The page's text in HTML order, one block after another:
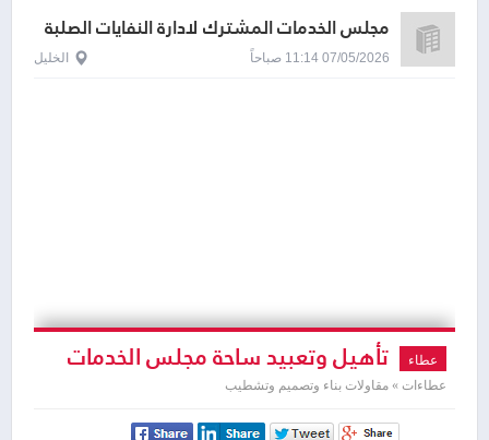
مجلس الخدمات المشترك لادارة النفايات الصلبة
07/05/2026 11:14 صباحاً الخليل
عطاء تأهيل وتعبيد ساحة مجلس الخدمات
المشترك
عطاءات » مقاولات بناء وتصميم وتشطيب